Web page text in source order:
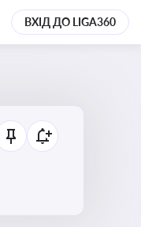
ВХІД ДО LIGA360